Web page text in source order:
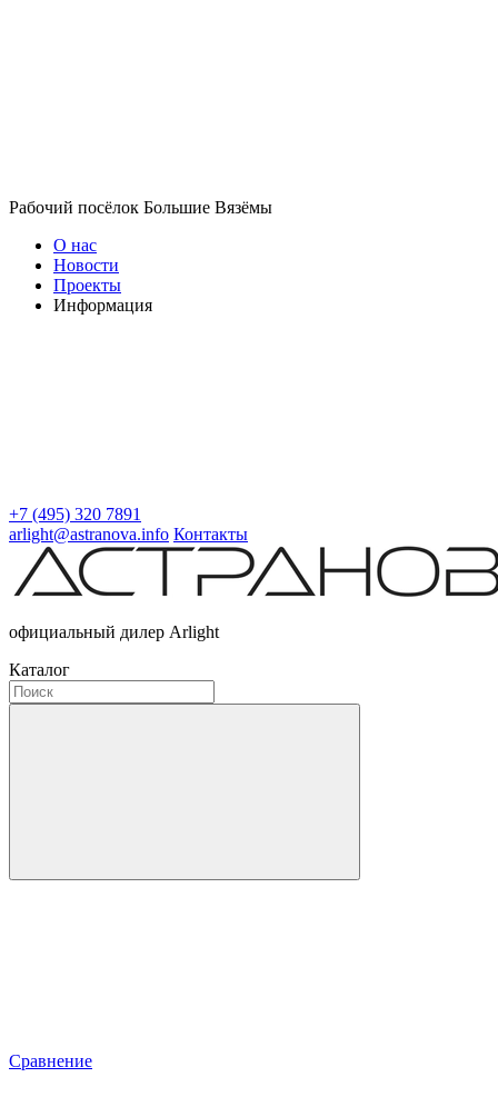
Рабочий посёлок Большие Вязёмы
О нас
Новости
Проекты
Информация
+7 (495) 320 7891
arlight@astranova.info Контакты
официальный дилер Arlight
Каталог
Сравнение